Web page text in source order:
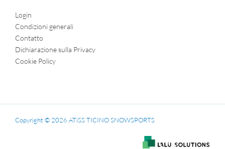
Login
Condizioni generali
Contatto
Dichiarazione sulla Privacy
Cookie Policy
Copyright © 2026 ATiSS TICINO SNOWSPORTS